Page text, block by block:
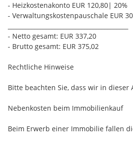
Schulen und Betreuung:
Familien profitieren von kurzen
und die Mittelschule sind in wenigen
Betreuungseinrichtungen und
Umfeld ab.
Freizeit und Lebensqualität:
Bärnbach überzeugt durch die
Spazier‑ und Radwege,
Hundertwasser-Kirche St. Barbara
Erholung.
- Heizkostenakonto EUR 120,80| 20%
- Verwaltungskostenpauschale EUR
- Netto gesamt: EUR 337,20
- Brutto gesamt: EUR 375,02
Rechtliche Hinweise
Bitte beachten Sie, dass wir in
Nebenkosten beim Immobilienkauf
Beim Erwerb einer Immobilie fallen